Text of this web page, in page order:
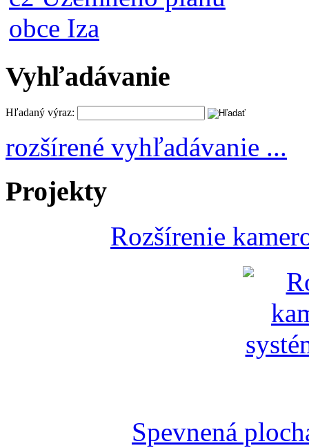
Vyhľadávanie
Hľadaný výraz:
rozšírené vyhľadávanie ...
Projekty
Rozšírenie
Spevnená